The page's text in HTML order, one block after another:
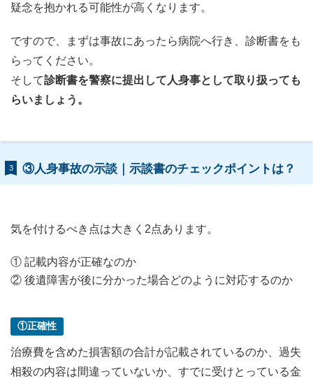
疑念を抱かれる可能性が高くなります。
ですので、まずは事故にあったら病院へ行き、診断書をも
らってください。
そして診断書を警察に提出して人身事として取り扱っても
らいましょう。
3 ③人身事故の示談｜示談書のチェックポイントは？
気を付けるべき点は大きく2点あります。
① 記載内容が正確なのか
② 後遺障害が後に分かった場合どのように対応するのか
①正確性
治療費を含めた損害額の合計が記載されているのか、過失
相殺の内容は間違っていないか、すでに受けとっている金